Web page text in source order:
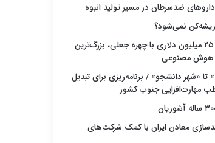
ضدسرطان در مسیر تولید انبوه
نمی‌شود؟
کلاهبرداری ۲۵ میلیون دلاری با چهره جعلی، بزرگ‌ترین
هوش مصنوعی
تا «شهر دانشجو» / برنامه‌ریزی برای تبدیل
مهارت‌افزایی جنوب کشور
معادن ایران با کمک شرکت‌های